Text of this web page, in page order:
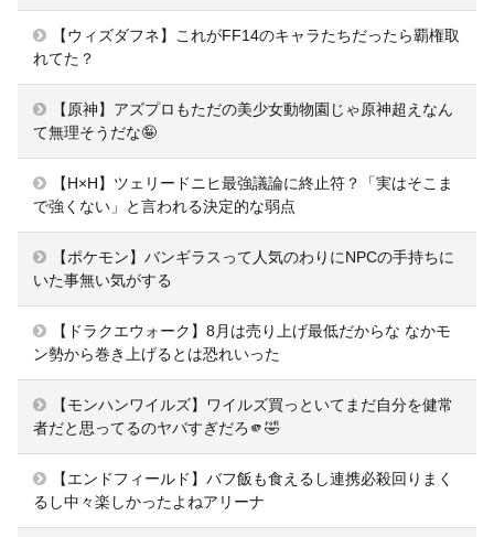
【ウィズダフネ】これがFF14のキャラたちだったら覇権取
れてた？
【原神】アズプロもただの美少女動物園じゃ原神超えなん
て無理そうだな🤪
【H×H】ツェリードニヒ最強議論に終止符？「実はそこま
で強くない」と言われる決定的な弱点
【ポケモン】バンギラスって人気のわりにNPCの手持ちに
いた事無い気がする
【ドラクエウォーク】8月は売り上げ最低だからな なかモ
ン勢から巻き上げるとは恐れいった
【モンハンワイルズ】ワイルズ買っといてまだ自分を健常
者だと思ってるのヤバすぎだろ🫵🤣
【エンドフィールド】バフ飯も食えるし連携必殺回りまく
るし中々楽しかったよねアリーナ